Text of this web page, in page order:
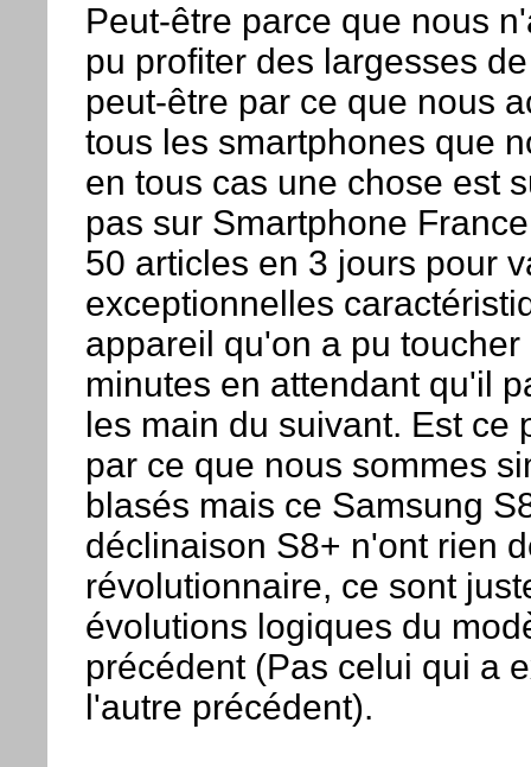
Peut-être parce que nous
pu profiter des largesses
peut-être par ce que nous
tous les smartphones que
en tous cas une chose est
pas sur Smartphone
50 articles en 3 jours pour
exceptionnelles
appareil qu'on a pu
minutes en attendant qu'il
les main du suivant. Est ce
par ce que nous sommes
blasés mais ce Samsung
déclinaison S8+ n'ont rien
révolutionnaire, ce sont
évolutions logiques du
précédent (Pas celui qui a
l'autre précédent).